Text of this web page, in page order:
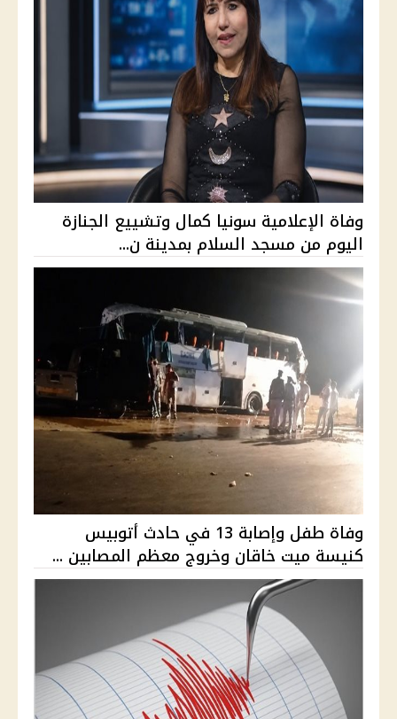
وفاة الإعلامية سونيا كمال وتشييع الجنازة
اليوم من مسجد السلام بمدينة ن...
وفاة طفل وإصابة 13 في حادث أتوبيس
كنيسة ميت خاقان وخروج معظم المصابين ...